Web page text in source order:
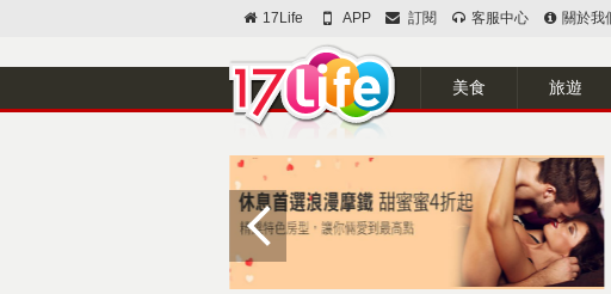
17Life APP 訂閱 客服中心 關於我
美食 旅遊